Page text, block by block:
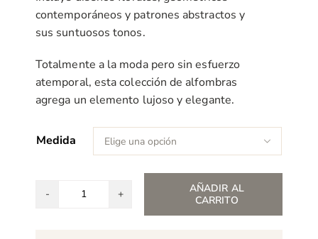
contemporáneos y patrones abstractos y
sus suntuosos tonos.
Totalmente a la moda pero sin esfuerzo
atemporal, esta colección de alfombras
agrega un elemento lujoso y elegante.
Medida 
Alfombra
AÑADIR AL
CARRITO